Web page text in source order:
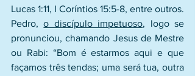
Lucas 1:11, I Coríntios 15:5-8, entre outros.
Pedro, o discípulo impetuoso, logo se
pronunciou, chamando Jesus de Mestre
ou Rabi: “Bom é estarmos aqui e que
façamos três tendas; uma será tua, outra